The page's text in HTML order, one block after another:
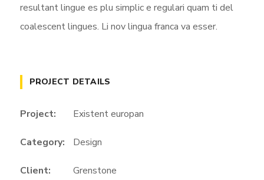
resultant lingue es plu simplic e regulari quam ti del
coalescent lingues. Li nov lingua franca va esser.
PROJECT DETAILS
Project: Existent europan
Category: Design
Client: Grenstone